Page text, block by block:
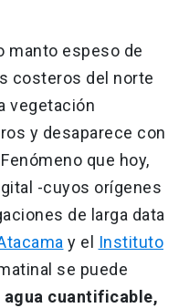
manto espeso de
costeros del norte
vegetación
y desaparece con
que hoy,
-cuyos orígenes
de larga data
y el
Instituto
se puede
agua cuantificable,